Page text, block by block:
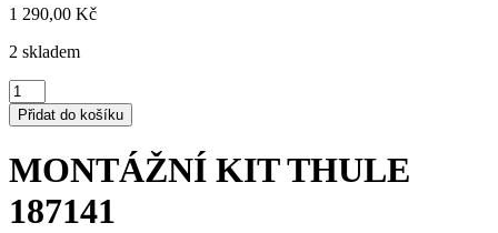
1 290,00 Kč
2 skladem
MONTÁŽNÍ
KIT
THULE
množství
Přidat do košíku
MONTÁŽNÍ KIT THULE
187141